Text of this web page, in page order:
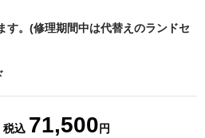
。(修理期間中は代替えのランドセ
税込 71,500 円